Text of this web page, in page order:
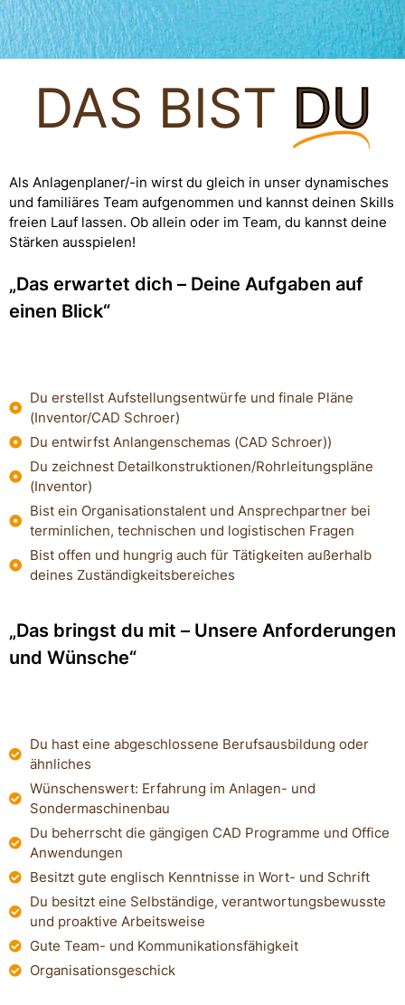
DAS BIST DU
Als Anlagenplaner/-in wirst du gleich in unser dynamisches
und familiäres Team aufgenommen und kannst deinen Skills
freien Lauf lassen. Ob allein oder im Team, du kannst deine
Stärken ausspielen!
„Das erwartet dich – Deine Aufgaben auf
einen Blick“
Du erstellst Aufstellungsentwürfe und finale Pläne
(Inventor/CAD Schroer)
Du entwirfst Anlangenschemas (CAD Schroer))
Du zeichnest Detailkonstruktionen/Rohrleitungspläne
(Inventor)
Bist ein Organisationstalent und Ansprechpartner bei
terminlichen, technischen und logistischen Fragen
Bist offen und hungrig auch für Tätigkeiten außerhalb
deines Zuständigkeitsbereiches
„Das bringst du mit – Unsere Anforderungen
und Wünsche“
Du hast eine abgeschlossene Berufsausbildung oder
ähnliches
Wünschenswert: Erfahrung im Anlagen- und
Sondermaschinenbau
Du beherrscht die gängigen CAD Programme und Office
Anwendungen
Besitzt gute englisch Kenntnisse in Wort- und Schrift
Du besitzt eine Selbständige, verantwortungsbewusste
und proaktive Arbeitsweise
Gute Team- und Kommunikationsfähigkeit
Organisationsgeschick